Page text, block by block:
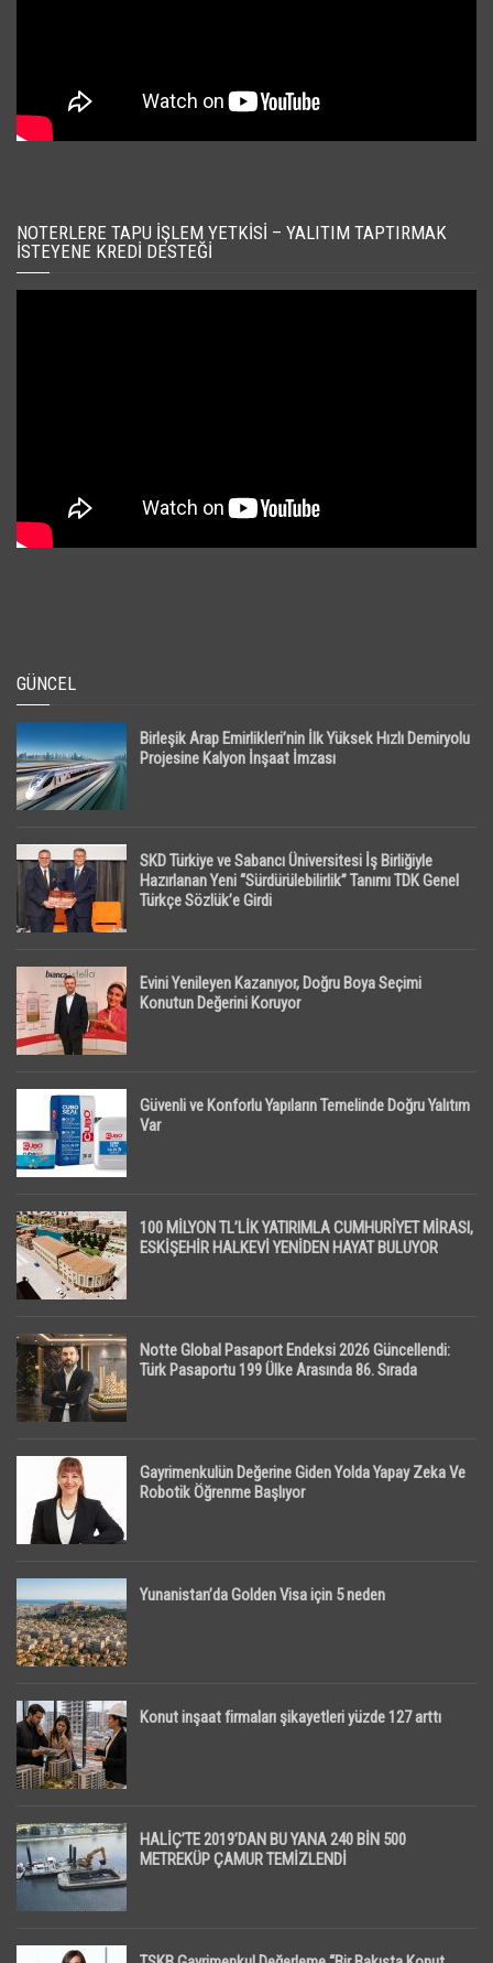
NOTERLERE TAPU İŞLEM YETKISI – YALITIM TAPTIRMAK
İSTEYENE KREDI DESTEĞI
GÜNCEL
Birleşik Arap Emirlikleri’nin İlk Yüksek Hızlı Demiryolu
Projesine Kalyon İnşaat İmzası
SKD Türkiye ve Sabancı Üniversitesi İş Birliğiyle
Hazırlanan Yeni “Sürdürülebilirlik” Tanımı TDK Genel
Türkçe Sözlük’e Girdi
Evini Yenileyen Kazanıyor, Doğru Boya Seçimi
Konutun Değerini Koruyor
Güvenli ve Konforlu Yapıların Temelinde Doğru Yalıtım
Var
100 MİLYON TL’LİK YATIRIMLA CUMHURİYET MİRASI,
ESKİŞEHİR HALKEVİ YENİDEN HAYAT BULUYOR
Notte Global Pasaport Endeksi 2026 Güncellendi:
Türk Pasaportu 199 Ülke Arasında 86. Sırada
Gayrimenkulün Değerine Giden Yolda Yapay Zeka Ve
Robotik Öğrenme Başlıyor
Yunanistan’da Golden Visa için 5 neden
Konut inşaat firmaları şikayetleri yüzde 127 arttı
HALİÇ’TE 2019’DAN BU YANA 240 BİN 500
METREKÜP ÇAMUR TEMİZLENDİ